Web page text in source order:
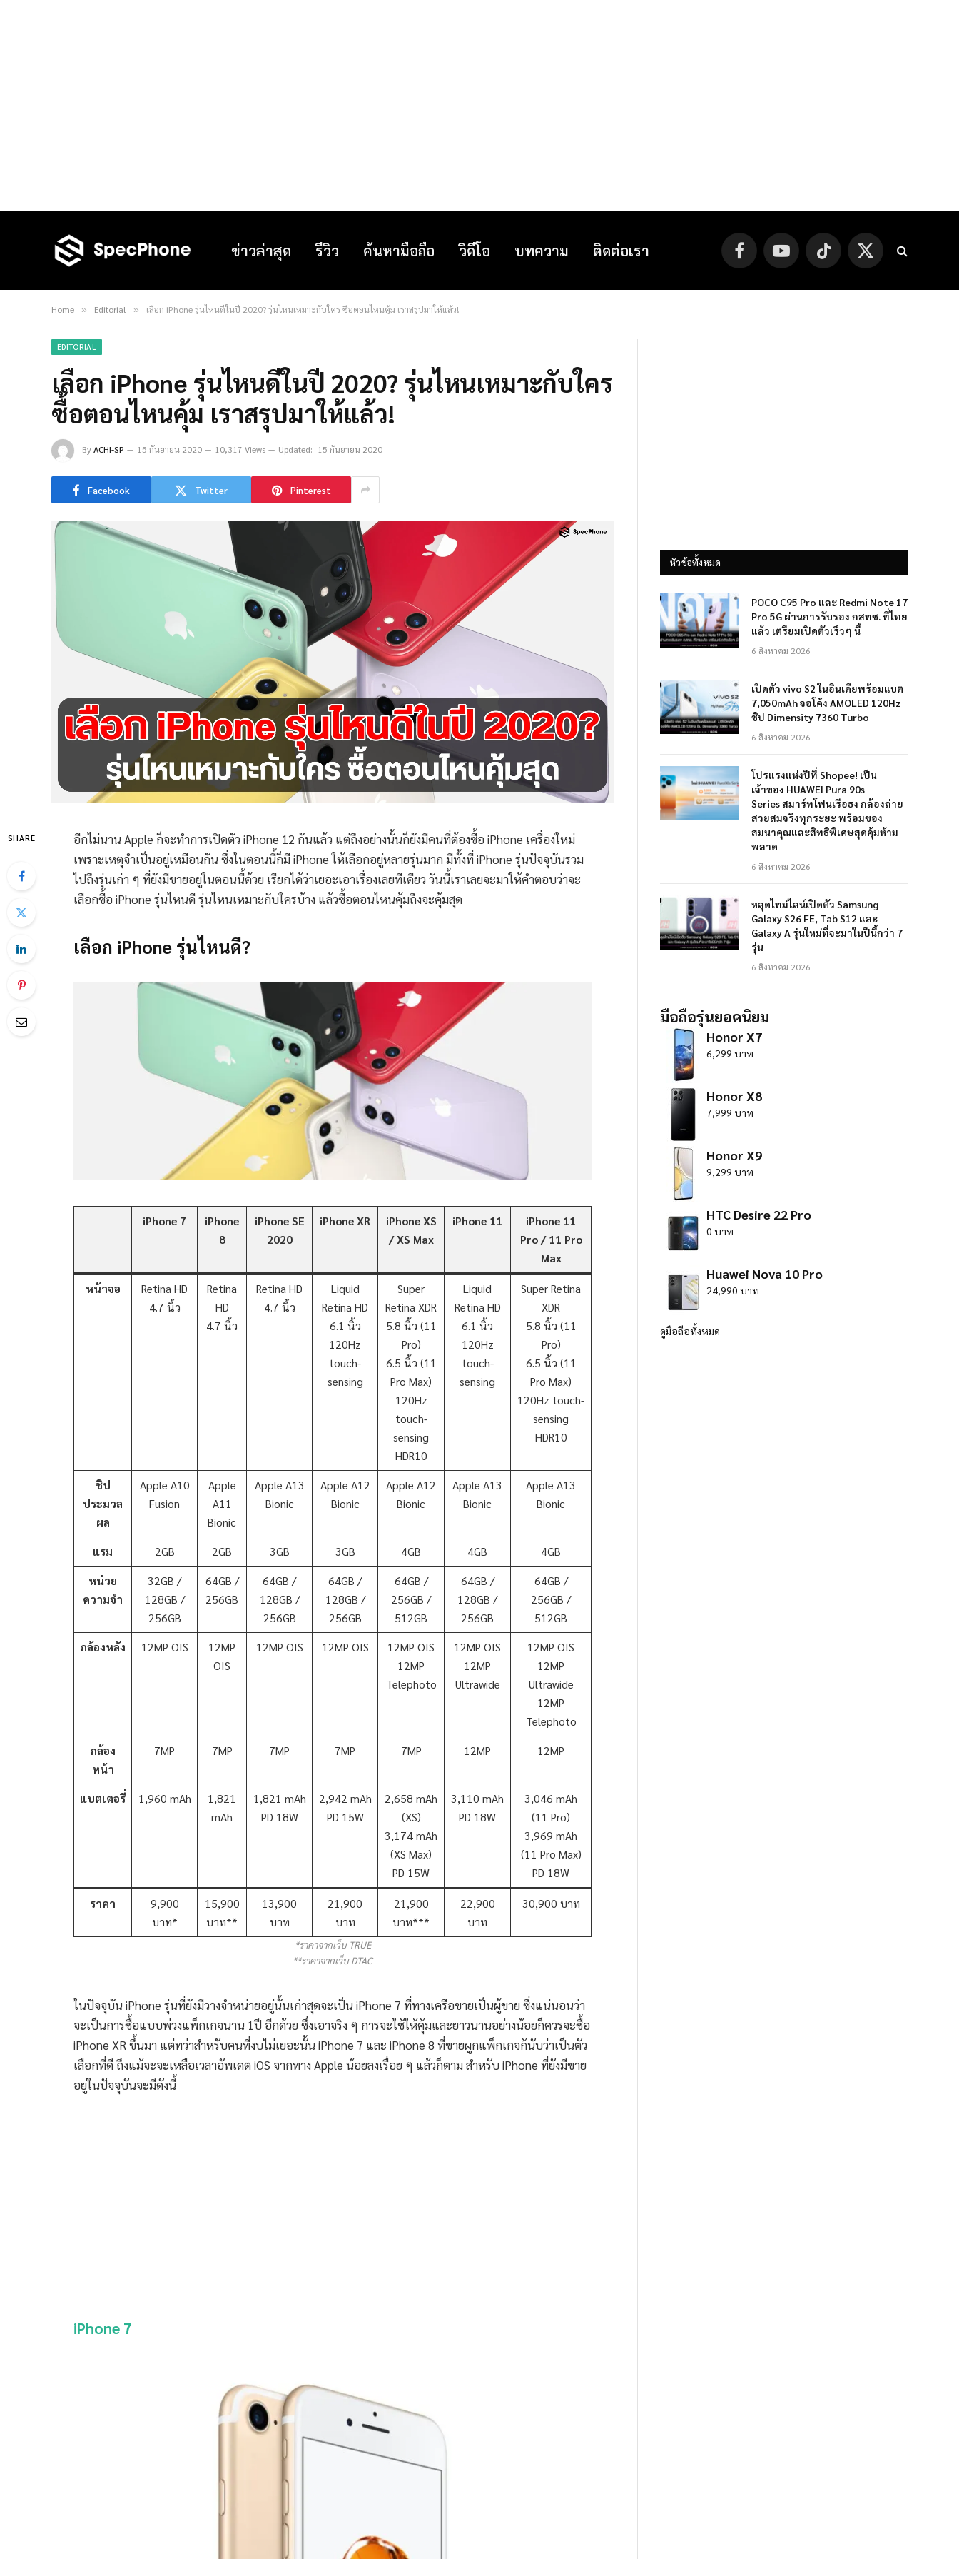
ข่าวล่าสุด รีวิว ค้นหามือถือ วิดีโอ บทความ ติดต่อเรา FacebookYouTube TikTok
X
(Twitter)
Home » Editorial » เลือก iPhone รุ่นไหนดีในปี 2020? รุ่นไหนเหมาะกับใคร ซื้อตอนไหนคุ้ม เราสรุปมาให้แล้ว!
EDITORIAL
เลือก iPhone รุ่นไหนดีในปี 2020? รุ่นไหนเหมาะกับใคร
ซื้อตอนไหนคุ้ม เราสรุปมาให้แล้ว!
ByACHI-SP 15 กันยายน 2020 10,317 Views Updated: 15 กันยายน 2020
Facebook Twitter Pinterest
SHARE
อีกไม่นาน Apple ก็จะทำการเปิดตัว iPhone 12 กันแล้ว แต่ถึงอย่างนั้นก็ยังมีคนที่ต้องซื้อ iPhone เครื่องใหม่
เพราะเหตุจำเป็นอยู่เหมือนกัน ซึ่งในตอนนี้ก็มี iPhone ให้เลือกอยู่หลายรุ่นมาก มีทั้งที่ iPhone รุ่นปัจจุบันรวม
ไปถึงรุ่นเก่า ๆ ที่ยังมีขายอยู่ในตอนนี้ด้วย เรียกได้ว่าเยอะเอาเรื่องเลยทีเดียว วันนี้เราเลยจะมาให้คำตอบว่าจะ
เลือกซื้อ iPhone รุ่นไหนดี รุ่นไหนเหมาะกับใครบ้าง แล้วซื้อตอนไหนคุ้มถึงจะคุ้มสุด
เลือก iPhone รุ่นไหนดี?
iPhone 7
iPhone
8
iPhone SE
2020
iPhone XR
iPhone XS
/ XS Max
iPhone 11
iPhone 11
Pro / 11 Pro
Max
หน้าจอ
Retina HD
4.7 นิ้ว
Retina
HD
4.7 นิ้ว
Retina HD
4.7 นิ้ว
Liquid
Retina HD
6.1 นิ้ว
120Hz
touch-
sensing
Super
Retina XDR
5.8 นิ้ว (11
Pro)
6.5 นิ้ว (11
Pro Max)
120Hz
touch-
sensing
HDR10
Liquid
Retina HD
6.1 นิ้ว
120Hz
touch-
sensing
Super Retina
XDR
5.8 นิ้ว (11
Pro)
6.5 นิ้ว (11
Pro Max)
120Hz touch-
sensing
HDR10
ชิป
ประมวล
ผล
Apple A10
Fusion
Apple
A11
Bionic
Apple A13
Bionic
Apple A12
Bionic
Apple A12
Bionic
Apple A13
Bionic
Apple A13
Bionic
แรม 2GB 2GB 3GB 3GB 4GB 4GB
4GB
หน่วย
ความจำ
32GB /
128GB /
256GB
64GB /
256GB
64GB /
128GB /
256GB
64GB /
128GB /
256GB
64GB /
256GB /
512GB
64GB /
128GB /
256GB
64GB /
256GB /
512GB
กล้องหลัง
12MP OIS
12MP
OIS
12MP OIS 12MP OIS
12MP OIS
12MP
Telephoto
12MP OIS
12MP
Ultrawide
12MP OIS
12MP
Ultrawide
12MP
Telephoto
กล้อง
หน้า
7MP 7MP 7MP 7MP 7MP 12MP 12MP
แบตเตอรี่ 1,960 mAh
1,821
mAh
1,821 mAh
PD 18W
2,942 mAh
PD 15W
2,658 mAh
(XS)
3,174 mAh
(XS Max)
PD 15W
3,110 mAh
PD 18W
3,046 mAh
(11 Pro)
3,969 mAh
(11 Pro Max)
PD 18W
ราคา
9,900
บาท*
15,900
บาท**
13,900
บาท
21,900
บาท
21,900
บาท***
22,900
บาท
30,900 บาท
*ราคาจากเว็บ TRUE
**ราคาจากเว็บ DTAC
ในปัจจุบัน iPhone รุ่นที่ยังมีวางจำหน่ายอยู่นั้นเก่าสุดจะเป็น iPhone 7 ที่ทางเครือขายเป็นผู้ขาย ซึ่งแน่นอนว่า
จะเป็นการซื้อแบบพ่วงแพ็กเกจนาน 1ปี อีกด้วย ซึ่งเอาจริง ๆ การจะใช้ให้คุ้มและยาวนานอย่างน้อยก็ควรจะซื้อ
iPhone XR ขึ้นมา แต่ทว่าสำหรับคนที่งบไม่เยอะนั้น iPhone 7 และ iPhone 8 ที่ขายผูกแพ็กเกจก้นับว่าเป็นตัว
เลือกที่ดี ถึงแม้จะจะเหลือเวลาอัพเดต iOS จากทาง Apple น้อยลงเรื่อย ๆ แล้วก็ตาม สำหรับ iPhone ที่ยังมีขาย
อยู่ในปัจจุบันจะมีดังนี้
iPhone 7
หัวข้อทั้งหมด
POCO C95 Pro และ Redmi Note 17
Pro 5G ผ่านการรับรอง กสทช. ที่ไทย
แล้ว เตรียมเปิดตัวเร็วๆ นี้
6 สิงหาคม 2026
เปิดตัว vivo S2 ในอินเดียพร้อมแบต
7,050mAh จอโค้ง AMOLED 120Hz
ชิป Dimensity 7360 Turbo
6 สิงหาคม 2026
โปรแรงแห่งปีที่ Shopee! เป็น
เจ้าของ HUAWEI Pura 90s
Series สมาร์ทโฟนเรือธง กล้องถ่าย
สวยสมจริงทุกระยะ พร้อมของ
สมนาคุณและสิทธิพิเศษสุดคุ้มห้าม
พลาด
6 สิงหาคม 2026
หลุดไทม์ไลน์เปิดตัว Samsung
Galaxy S26 FE, Tab S12 และ
Galaxy A รุ่นใหม่ที่จะมาในปีนี้กว่า 7
รุ่น
6 สิงหาคม 2026
มือถือรุ่นยอดนิยม
Honor X7
6,299 บาท
Honor X8
7,999 บาท
Honor X9
9,299 บาท
HTC Desire 22 Pro
0 บาท
Huawei Nova 10 Pro
24,990 บาท
ดูมือถือทั้งหมด